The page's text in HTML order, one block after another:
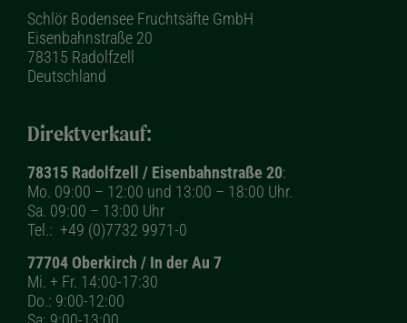
Schlör Bodensee Fruchtsäfte GmbH
Eisenbahnstraße 20
78315 Radolfzell
Deutschland
Direktverkauf:
78315 Radolfzell / Eisenbahnstraße 20:
Mo. 09:00 – 12:00 und 13:00 – 18:00 Uhr.
Sa. 09:00 – 13:00 Uhr
Tel.: +49 (0)7732 9971-0
77704 Oberkirch / In der Au 7
Mi. + Fr. 14:00-17:30
Do.: 9:00-12:00